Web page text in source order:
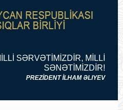
SƏRVƏTİMİZDİR, MİLLİ
SƏNƏTİMİZDİR!
PREZİDENT İLHAM ƏLIYEV